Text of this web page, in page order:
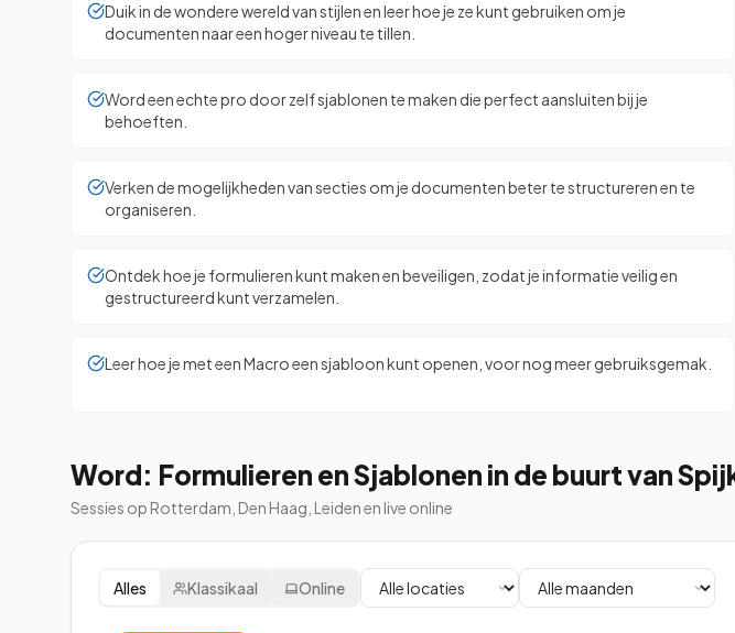
Duik in de wondere wereld van stijlen en leer hoe je ze kunt gebruiken om je
documenten naar een hoger niveau te tillen.
Word een echte pro door zelf sjablonen te maken die perfect aansluiten bij je
behoeften.
Verken de mogelijkheden van secties om je documenten beter te structureren en te
organiseren.
Ontdek hoe je formulieren kunt maken en beveiligen, zodat je informatie veilig en
gestructureerd kunt verzamelen.
Leer hoe je met een Macro een sjabloon kunt openen, voor nog meer gebruiksgemak.
Word: Formulieren en Sjablonen in de buurt van
Sessies op Rotterdam, Den Haag, Leiden en live online
Alles Klassikaal Online